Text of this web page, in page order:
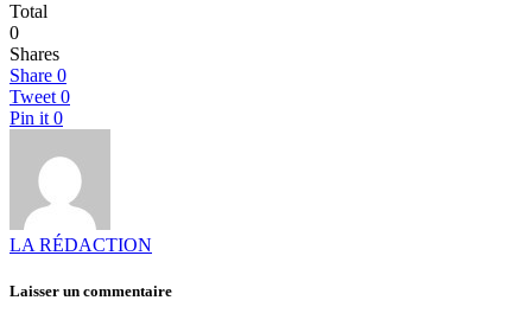
Total
0
Shares
Share 0
Tweet 0
Pin it 0
LA RÉDACTION
Laisser un commentaire